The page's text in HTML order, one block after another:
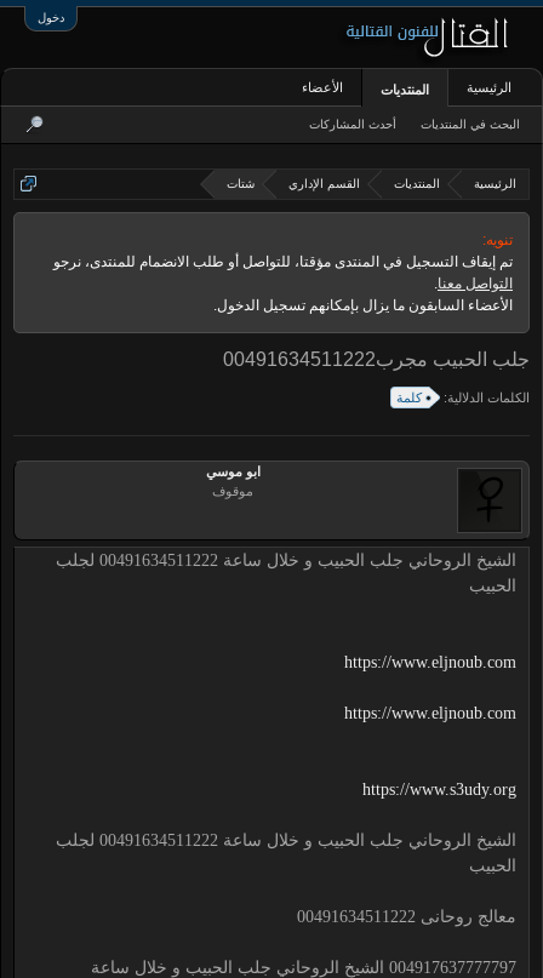
دخول
الرئيسية المنتديات القسم الإداري شتات
تنويه:
تم إيقاف التسجيل في المنتدى مؤقتا، للتواصل أو طلب الانضمام للمنتدى، نرجو
التواصل معنا.
الأعضاء السابقون ما يزال بإمكانهم تسجيل الدخول.
جلب الحبيب مجرب00491634511222
الكلمات الدلالية: كلمة
ابو موسي
موقوف
الشيخ الروحاني جلب الحبيب و خلال ساعة 00491634511222 لجلب
الحبيب
https://www.eljnoub.com
https://www.eljnoub.com
https://www.s3udy.org
الشيخ الروحاني جلب الحبيب و خلال ساعة 00491634511222 لجلب
الحبيب
معالج روحانى 00491634511222
004917637777797 الشيخ الروحاني جلب الحبيب و خلال ساعة
الرئيسية المنتديات
البحث في المنتديات أحدث المشاركات
الأعضاء